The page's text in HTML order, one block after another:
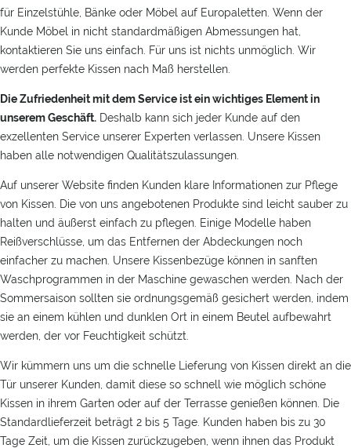
für Einzelstühle, Bänke oder Möbel auf Europaletten. Wenn der
Kunde Möbel in nicht standardmäßigen Abmessungen hat,
kontaktieren Sie uns einfach. Für uns ist nichts unmöglich. Wir
werden perfekte Kissen nach Maß herstellen.
Die Zufriedenheit mit dem Service ist ein wichtiges Element in
unserem Geschäft. Deshalb kann sich jeder Kunde auf den
exzellenten Service unserer Experten verlassen. Unsere Kissen
haben alle notwendigen Qualitätszulassungen.
Auf unserer Website finden Kunden klare Informationen zur Pflege
von Kissen. Die von uns angebotenen Produkte sind leicht sauber zu
halten und äußerst einfach zu pflegen. Einige Modelle haben
Reißverschlüsse, um das Entfernen der Abdeckungen noch
einfacher zu machen. Unsere Kissenbezüge können in sanften
Waschprogrammen in der Maschine gewaschen werden. Nach der
Sommersaison sollten sie ordnungsgemäß gesichert werden, indem
sie an einem kühlen und dunklen Ort in einem Beutel aufbewahrt
werden, der vor Feuchtigkeit schützt.
Wir kümmern uns um die schnelle Lieferung von Kissen direkt an die
Tür unserer Kunden, damit diese so schnell wie möglich schöne
Kissen in ihrem Garten oder auf der Terrasse genießen können. Die
Standardlieferzeit beträgt 2 bis 5 Tage. Kunden haben bis zu 30
Tage Zeit, um die Kissen zurückzugeben, wenn ihnen das Produkt